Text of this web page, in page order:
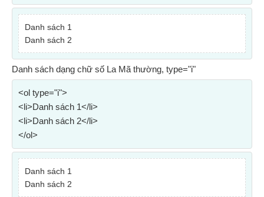
Danh sách 1
Danh sách 2
Danh sách dạng chữ số La Mã thường, type="i"
<ol type="i">
<li>Danh sách 1</li>
<li>Danh sách 2</li>
</ol>
Danh sách 1
Danh sách 2